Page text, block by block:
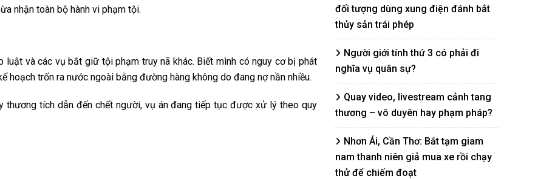
nhận toàn bộ hành vi phạm tội.
và các vụ bắt giữ tội phạm truy nã khác. Biết mình có nguy cơ bị phát
hoạch trốn ra nước ngoài bằng đường hàng không do đang nợ nần nhiều.
thương tích dẫn đến chết người, vụ án đang tiếp tục được xử lý theo quy
đối tượng dùng xung điện đánh bắt
thủy sản trái phép
Người giới tính thứ 3 có phải đi
nghĩa vụ quân sự?
Quay video, livestream cảnh tang
thương – vô duyên hay phạm pháp?
Nhơn Ái, Cần Thơ: Bắt tạm giam
nam thanh niên giả mua xe rồi chạy
thử để chiếm đoạt